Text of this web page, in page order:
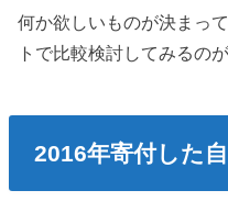
何か欲しいものが決まっ
トで比較検討してみるの
2016年寄付した